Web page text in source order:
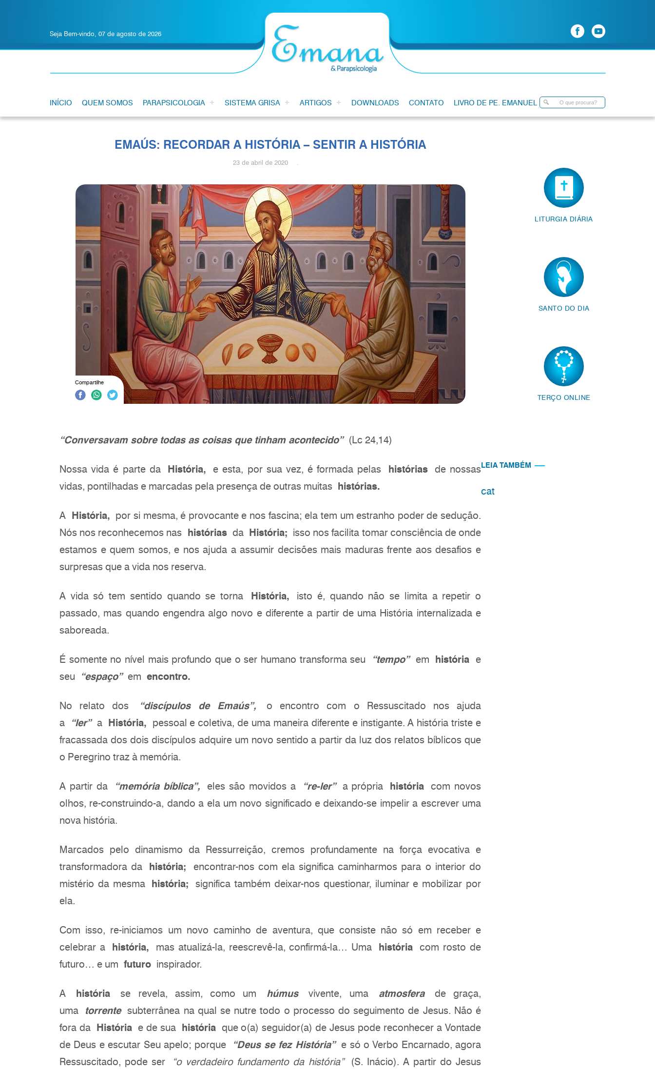
Seja Bem-vindo, 07 de agosto de 2026
INÍCIO QUEM SOMOS PARAPSICOLOGIA SISTEMA GRISA ARTIGOS DOWNLOADS CONTATO LIVRO DE PE. EMANUEL
EMAÚS: RECORDAR A HISTÓRIA – SENTIR A HISTÓRIA
23 de abril de 2020 .
Compartilhe
“Conversavam sobre todas as coisas que tinham acontecido”(Lc 24,14)
Nossa vida é parte da História, e esta, por sua vez, é formada pelas históriasde nossas
vidas, pontilhadas e marcadas pela presença de outras muitas histórias.
A História, por si mesma, é provocante e nos fascina; ela tem um estranho poder de sedução.
Nós nos reconhecemos nas históriasda História; isso nos facilita tomar consciência de onde
estamos e quem somos, e nos ajuda a assumir decisões mais maduras frente aos desafios e
surpresas que a vida nos reserva.
A vida só tem sentido quando se torna História, isto é, quando não se limita a repetir o
passado, mas quando engendra algo novo e diferente a partir de uma História internalizada e
saboreada.
É somente no nível mais profundo que o ser humano transforma seu “tempo”em história e
seu “espaço”em encontro.
No relato dos “discípulos de Emaús”, o encontro com o Ressuscitado nos ajuda
a “ler”a História, pessoal e coletiva, de uma maneira diferente e instigante. A história triste e
fracassada dos dois discípulos adquire um novo sentido a partir da luz dos relatos bíblicos que
o Peregrino traz à memória.
A partir da “memória bíblica”, eles são movidos a “re-ler”a própria história com novos
olhos, re-construindo-a, dando a ela um novo significado e deixando-se impelir a escrever uma
nova história.
Marcados pelo dinamismo da Ressurreição, cremos profundamente na força evocativa e
transformadora da história; encontrar-nos com ela significa caminharmos para o interior do
mistério da mesma história;significa também deixar-nos questionar, iluminar e mobilizar por
ela.
Com isso, re-iniciamos um novo caminho de aventura, que consiste não só em receber e
celebrar a história, mas atualizá-la, reescrevê-la, confirmá-la… Uma história com rosto de
futuro… e um futuro inspirador.
A história se revela, assim, como um húmusvivente, uma atmosferade graça,
uma torrentesubterrânea na qual se nutre todo o processo do seguimento de Jesus. Não é
fora da Históriae de sua históriaque o(a) seguidor(a) de Jesus pode reconhecer a Vontade
de Deus e escutar Seu apelo; porque “Deus se fez História”e só o Verbo Encarnado, agora
Ressuscitado, pode ser
“o verdadeiro fundamento da história”(S. Inácio). A partir do Jesus
LITURGIA DIÁRIA
SANTO DO DIA
TERÇO ONLINE
LEIA TAMBÉM
cat